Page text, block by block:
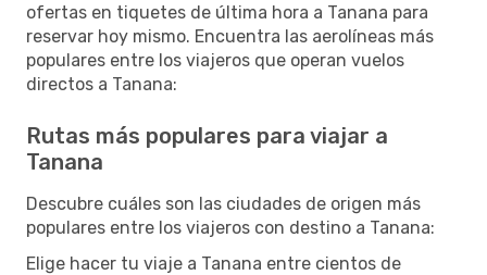
ofertas en tiquetes de última hora a Tanana para
reservar hoy mismo. Encuentra las aerolíneas más
populares entre los viajeros que operan vuelos
directos a Tanana:
Rutas más populares para viajar a
Tanana
Descubre cuáles son las ciudades de origen más
populares entre los viajeros con destino a Tanana:
Elige hacer tu viaje a Tanana entre cientos de